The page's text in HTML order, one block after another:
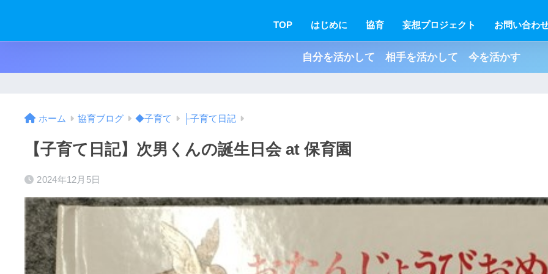
TOP はじめに 協育 妄想プロジェクト お問い合わ
自分を活かして 相手を活かして 今を活かす
ホーム 協育ブログ ◆子育て ├子育て日記
【子育て日記】次男くんの誕生日会 at 保育園
2024年12月5日